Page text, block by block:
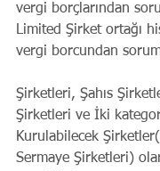
vergi borçlarından
Limited Şirket ortağı
vergi borcundan
Şirketleri, Şahıs
Şirketleri ve İki
Kurulabilecek
Sermaye Şirketleri)